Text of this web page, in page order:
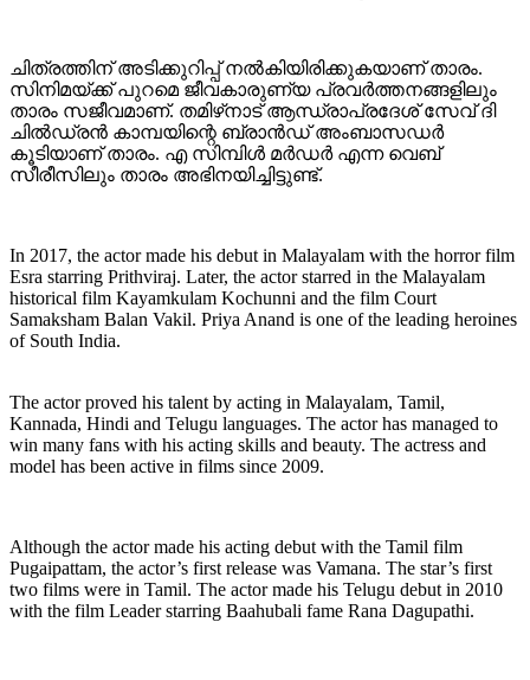
ചിത്രത്തിന് അടിക്കുറിപ്പ് നൽകിയിരിക്കുകയാണ് താരം.
സിനിമയ്ക്ക് പുറമെ ജീവകാരുണ്യ പ്രവർത്തനങ്ങളിലും
താരം സജീവമാണ്. തമിഴ്‌നാട് ആന്ധ്രാപ്രദേശ് സേവ് ദി
ചിൽഡ്രൻ കാമ്പയിന്റെ ബ്രാൻഡ് അംബാസഡർ
കൂടിയാണ് താരം. എ സിമ്പിൾ മർഡർ എന്ന വെബ്
സീരീസിലും താരം അഭിനയിച്ചിട്ടുണ്ട്.
In 2017, the actor made his debut in Malayalam with the horror film
Esra starring Prithviraj. Later, the actor starred in the Malayalam
historical film Kayamkulam Kochunni and the film Court
Samaksham Balan Vakil. Priya Anand is one of the leading heroines
of South India.
The actor proved his talent by acting in Malayalam, Tamil,
Kannada, Hindi and Telugu languages. The actor has managed to
win many fans with his acting skills and beauty. The actress and
model has been active in films since 2009.
Although the actor made his acting debut with the Tamil film
Pugaipattam, the actor’s first release was Vamana. The star’s first
two films were in Tamil. The actor made his Telugu debut in 2010
with the film Leader starring Baahubali fame Rana Dagupathi.